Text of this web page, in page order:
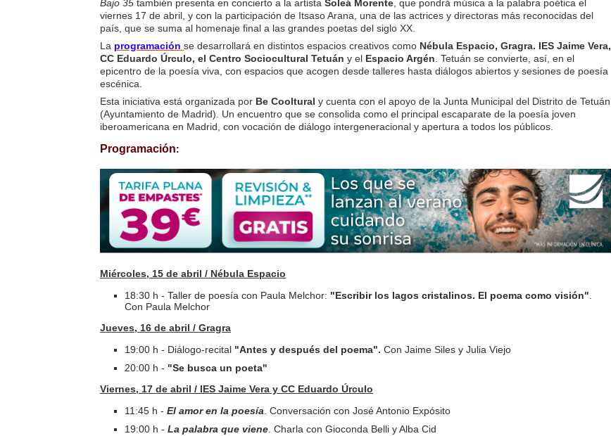
Bajo 35 también presenta en concierto a la artista Soleá Morente , que pondrá música a la palabra poética el
viernes 17 de abril, y con la participación de Itsaso Arana, una de las actrices y directoras más reconocidas del
país, que se suma al homenaje final a las grandes poetas del siglo XX.
La programación se desarrollará en distintos espacios creativos como Nébula Espacio, Gragra. IES Jaime Vera,
CC Eduardo Úrculo, el Centro Sociocultural Tetuán y el Espacio Argén . Tetuán se convierte, así, en el
epicentro de la poesía viva, con espacios que acogen desde talleres hasta diálogos abiertos y sesiones de poesía
escénica.
Esta iniciativa está organizada por Be Cooltural y cuenta con el apoyo de la Junta Municipal del Distrito de Tetuán
(Ayuntamiento de Madrid). Un encuentro que se consolida como el principal escaparate de la poesía joven
iberoamericana en Madrid, con vocación de diálogo intergeneracional y apertura a todos los públicos.
Programación:
Miércoles, 15 de abril / Nébula Espacio
18:30 h - Taller de poesía con Paula Melchor: "Escribir los lagos cristalinos. El poema como visión"
Con Paula Melchor
Jueves, 16 de abril / Gragra
19:00 h - Diálogo-recital "Antes y después del poema". Con Jaime Siles y Julia Viejo
20:00 h - "Se busca un poeta"
Viernes, 17 de abril / IES Jaime Vera y CC Eduardo Úrculo
11:45 h - El amor en la poesía . Conversación con José Antonio Expósito
19:00 h - La palabra que viene . Charla con Gioconda Belli y Alba Cid